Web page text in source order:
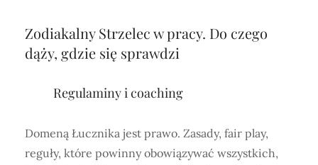
Zodiakalny Strzelec w pracy. Do czego
dąży, gdzie się sprawdzi
Regulaminy i coaching
Domeną Łucznika jest prawo. Zasady, fair play,
reguły, które powinny obowiązywać wszystkich,